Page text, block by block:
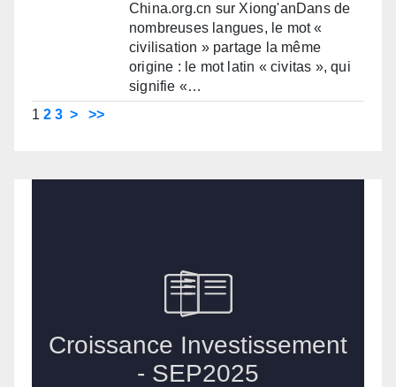
China.org.cn sur Xiong'anDans de
nombreuses langues, le mot «
civilisation » partage la même
origine : le mot latin « civitas », qui
signifie «…
1 2 3 > >>